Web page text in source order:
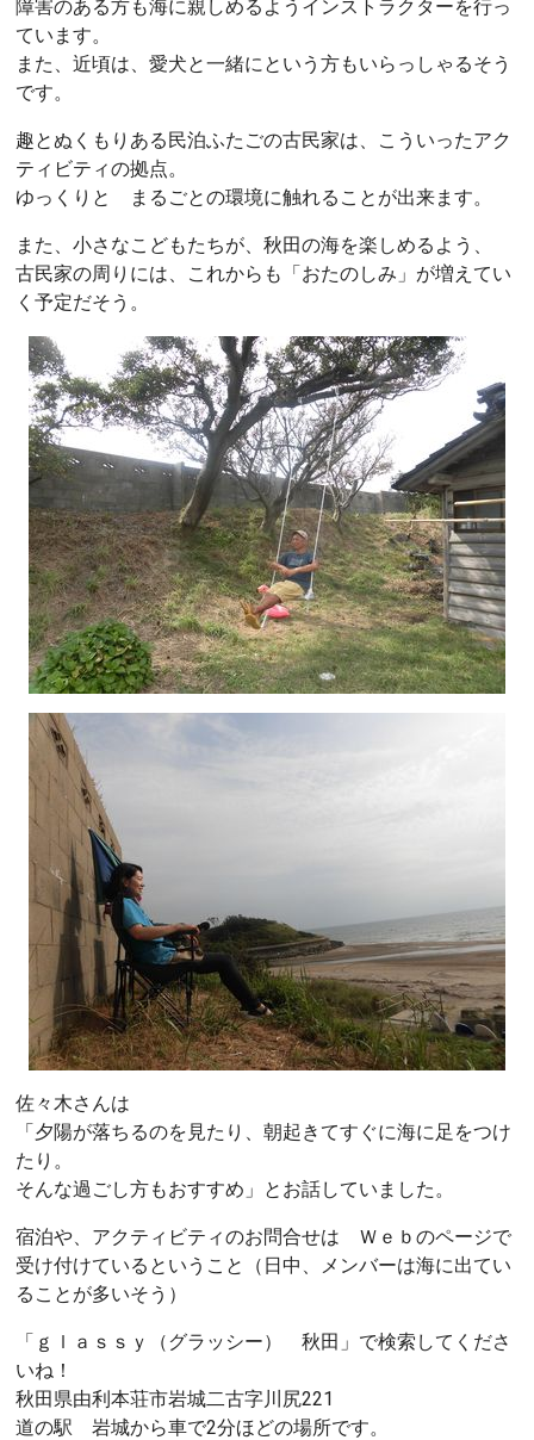
障害のある方も海に親しめるようインストラクターを行っ
ています。
また、近頃は、愛犬と一緒にという方もいらっしゃるそう
です。
趣とぬくもりある民泊ふたごの古民家は、こういったアク
ティビティの拠点。
ゆっくりと まるごとの環境に触れることが出来ます。
また、小さなこどもたちが、秋田の海を楽しめるよう、
古民家の周りには、これからも「おたのしみ」が増えてい
く予定だそう。
佐々木さんは
「夕陽が落ちるのを見たり、朝起きてすぐに海に足をつけ
たり。
そんな過ごし方もおすすめ」とお話していました。
宿泊や、アクティビティのお問合せは Ｗｅｂのページで
受け付けているということ（日中、メンバーは海に出てい
ることが多いそう）
「ｇｌａｓｓｙ（グラッシー） 秋田」で検索してくださ
いね！
秋田県由利本荘市岩城二古字川尻221
道の駅 岩城から車で2分ほどの場所です。